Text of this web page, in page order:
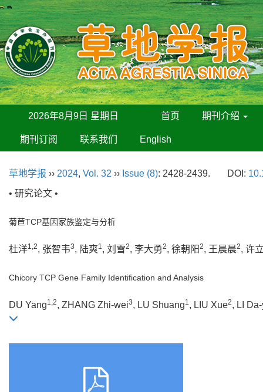
2026年8月9日 星期日 首页 期刊介绍
期刊订阅 联系我们 English
草地学报 ›› 2024, Vol. 32 ›› Issue (8): 2428-2439. DOI:
• 研究论文 •
菊苣TCP基因家族鉴定与分析
杜洋1,2, 张智韦3, 陆爽1, 刘雪2, 李大勇2, 徐朝阳2, 王晨晨2, 许
Chicory TCP Gene Family Identification and Analysis
DU Yang1,2, ZHANG Zhi-wei3, LU Shuang1, LIU Xue2, LI